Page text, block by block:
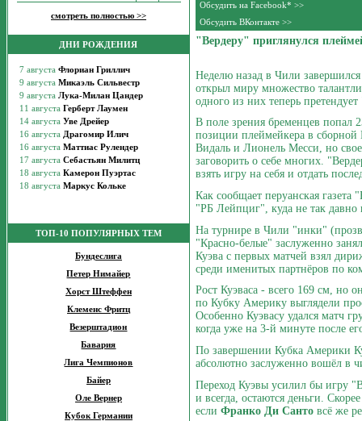
смотреть полностью >>
ДНИ РОЖДЕНИЯ
ТОП-10 ПОПУЛЯРНЫХ ТЕМ
Бундеслига
Петер Нимайер
Хорст Штеффен
Клеменс Фритц
Везерштадион
Бавария
Лига Чемпионов
Байер
Оле Вернер
Кубок Германии
Обсудить на Facebook* >>
Обсудить ВКонтакте >>
"Вердеру" приглянулся
Неделю назад в Чили
открыл миру множество
одного из них теперь
В поле зрения бременцев попал
позиции плеймейкера в сборной
Видаль и Лионель Месси, но
заговорить о себе многих.
взять игру на себя и отдать
Как сообщает перуанская газета
"РБ Лейпциг", куда не так давно
На турнире в Чили "инки"
"Красно-белые" заслуженно
Куэва с первых матчей взял
среди именитых партнёров по
Рост Куэваса - всего 169 см, но
по Кубку Америку выглядели
Особенно Куэвасу удался матч
когда уже на 3-й минуте после
По завершении Кубка Америки
абсолютно заслуженно вошёл в
Переход Куэвы усилил бы игру
и всегда, остаются деньги.
если Франко Ди Санто всё же